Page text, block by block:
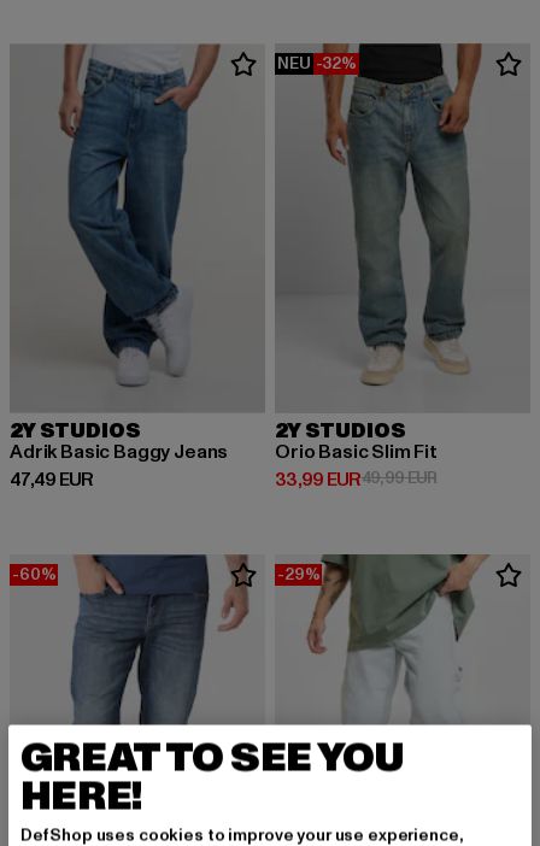
2Y STUDIOS
Adrik Basic Baggy Jeans
47,49 EUR
Derzeitiger Preis: 47,49 EUR
NEU -32%
2Y STUDIOS
Orio Basic Slim Fit
33,99 EUR
Derzeitiger Preis: 33,99 EUR
49,99 EURAktionspreis:
-60% -29%
GREAT TO SEE YOU
HERE!
DefShop uses cookies to improve your use experience,